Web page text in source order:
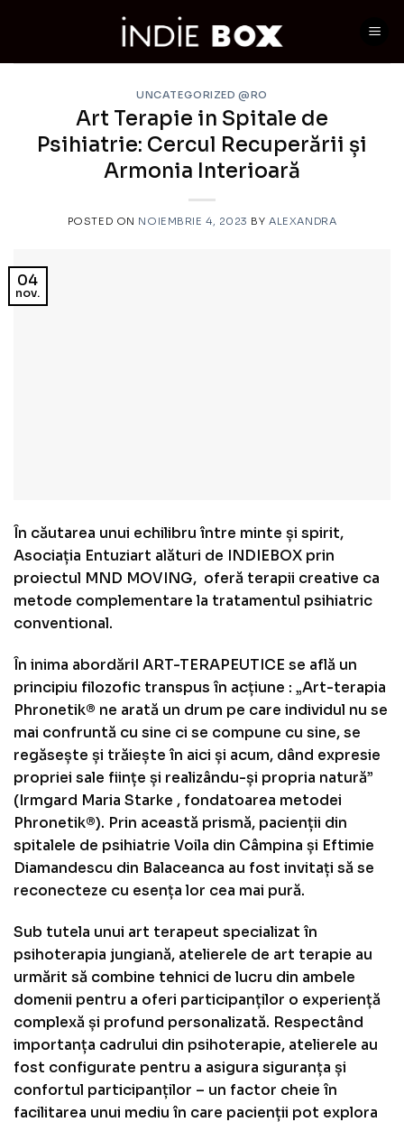
UNCATEGORIZED @RO
Art Terapie in Spitale de
Psihiatrie: Cercul Recuperării și
Armonia Interioară
POSTED ON NOIEMBRIE 4, 2023 BY ALEXANDRA
04
nov.
În căutarea unui echilibru între minte și spirit,
Asociația Entuziart alături de INDIEBOX prin
proiectul MND MOVING, oferă terapii creative ca
metode complementare la tratamentul psihiatric
conventional.
În inima abordăriI ART-TERAPEUTICE se află un
principiu filozofic transpus în acțiune : „Art-terapia
Phronetik® ne arată un drum pe care individul nu se
mai confruntă cu sine ci se compune cu sine, se
regăsește și trăiește în aici și acum, dând expresie
propriei sale ființe și realizându-și propria natură”
(Irmgard Maria Starke , fondatoarea metodei
Phronetik®). Prin această prismă, pacienții din
spitalele de psihiatrie Voila din Câmpina și Eftimie
Diamandescu din Balaceanca au fost invitați să se
reconecteze cu esența lor cea mai pură.
Sub tutela unui art terapeut specializat în
psihoterapia jungiană, atelierele de art terapie au
urmărit să combine tehnici de lucru din ambele
domenii pentru a oferi participanților o experiență
complexă și profund personalizată. Respectând
importanța cadrului din psihoterapie, atelierele au
fost configurate pentru a asigura siguranța și
confortul participanților – un factor cheie în
facilitarea unui mediu în care pacienții pot explora